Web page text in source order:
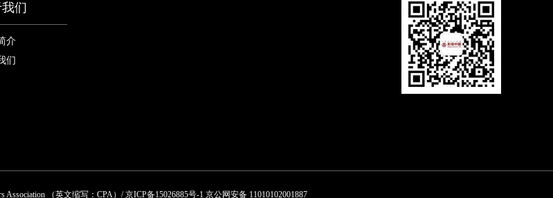
们
介
们
Association （英文缩写：CPA）/ 京ICP备15026885号-1 京公网安备 11010102001887